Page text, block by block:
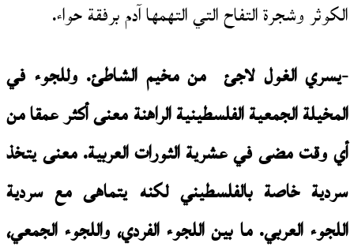
الكوثر وشجرة التفاح التي التهمها آدم برفقة حواء.
-يسري الغول لاجئ من مخيم الشاطئ. وللجوء في
المخيلة الجمعية الفلسطينية الراهنة معنى أكثر عمقا من
أي وقت مضى في عشرية الثورات العربية. معنى يتخذ
سردية خاصة بالفلسطيني لكنه يتماهى مع سردية
اللجوء العربي. ما بين اللجوء الفردي، واللجوء الجمعي،